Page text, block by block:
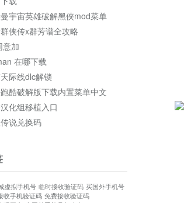
宇宙英雄破解黑侠mod菜单
侠传x群芳谱全攻略
加
在哪下载
际线dlc解锁
酷破解版下载内置菜单中文
化组移植入口
说兑换码
虚拟手机号 临时接收验证码 买国外手机号
收手机验证码 免费接收验证码